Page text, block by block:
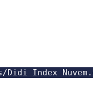
Didi Index